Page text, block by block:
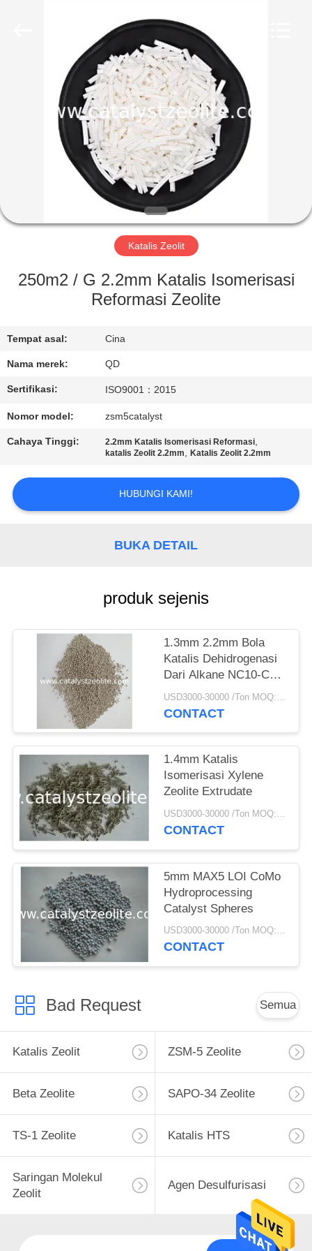
RUMAH
PRODUK
TENTANG
TUR
KONTROL
HUBUNGI
KAMI
KASUS
SITEMAP
Katalis Zeolit
250m2 / G 2.2mm Katalis Isomerisasi
Reformasi Zeolite
Tempat asal: Cina
Nama merek: QD
Sertifikasi: ISO9001：2015
Nomor model: zsm5catalyst
Cahaya Tinggi: 2.2mm Katalis Isomerisasi Reformasi,
katalis Zeolit ​​2.2mm,Katalis Zeolit ​​2.2mm
HUBUNGI KAMI!
BUKA DETAIL
produk sejenis
1.3mm 2.2mm Bola
Katalis Dehidrogenasi
Dari Alkane NC10-C14
Menjadi Alkena
USD3000-30000 /Ton MOQ:1 KG
CONTACT
1.4mm Katalis
Isomerisasi Xylene
Zeolite Extrudate
USD3000-30000 /Ton MOQ:1 KG
CONTACT
5mm MAX5 LOI CoMo
Hydroprocessing
Catalyst Spheres
USD3000-30000 /Ton MOQ:1 KG
CONTACT
Bad Request Semua
Katalis Zeolit ZSM-5 Zeolite
Beta Zeolite SAPO-34 Zeolite
TS-1 Zeolite Katalis HTS
Saringan Molekul
Zeolit
Agen Desulfurisasi